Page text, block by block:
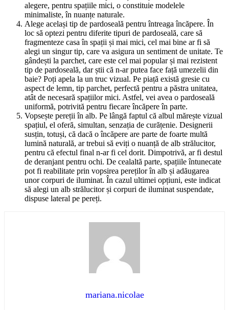
alegere, pentru spațiile mici, o constituie modelele
minimaliste, în nuanțe naturale.
Alege același tip de pardoseală pentru întreaga încăpere. În
loc să optezi pentru diferite tipuri de pardoseală, care să
fragmenteze casa în spații și mai mici, cel mai bine ar fi să
alegi un singur tip, care va asigura un sentiment de unitate. Te
gândești la parchet, care este cel mai popular și mai rezistent
tip de pardoseală, dar știi că n-ar putea face față umezelii din
baie? Poți apela la un truc vizual. Pe piață există gresie cu
aspect de lemn, tip parchet, perfectă pentru a păstra unitatea,
atât de necesară spațiilor mici. Astfel, vei avea o pardoseală
uniformă, potrivită pentru fiecare încăpere în parte.
Vopsește pereții în alb. Pe lângă faptul că albul mărește vizual
spațiul, el oferă, simultan, senzația de curățenie. Designerii
susțin, totuși, că dacă o încăpere are parte de foarte multă
lumină naturală, ar trebui să eviți o nuanță de alb strălucitor,
pentru că efectul final n-ar fi cel dorit. Dimpotrivă, ar fi destul
de deranjant pentru ochi. De cealaltă parte, spațiile întunecate
pot fi reabilitate prin vopsirea pereților în alb și adăugarea
unor corpuri de iluminat. În cazul ultimei opțiuni, este indicat
să alegi un alb strălucitor și corpuri de iluminat suspendate,
dispuse lateral pe pereți.
mariana.nicolae